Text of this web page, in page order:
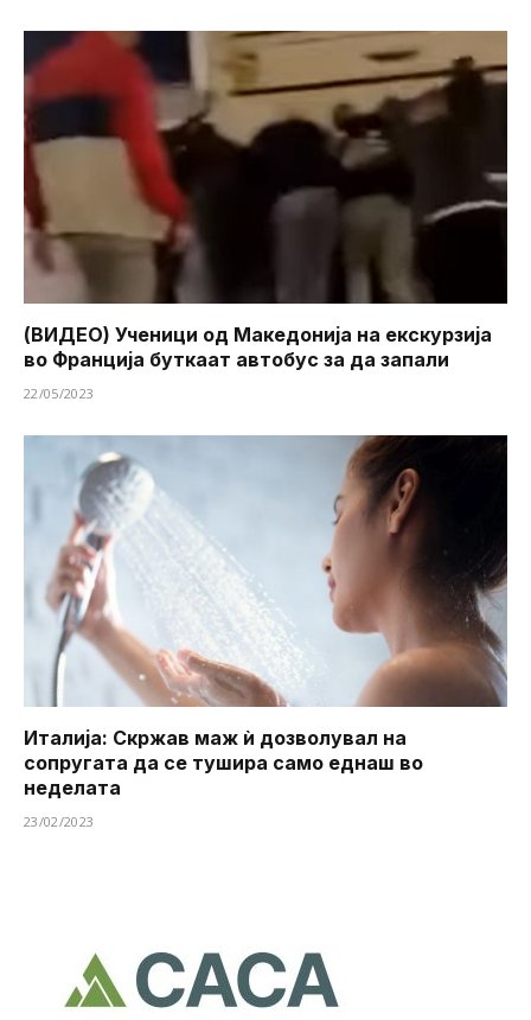
(ВИДЕО) Ученици од Македонија на екскурзија
во Франција буткаат автобус за да запали
22/05/2023
Италија: Скржав маж ѝ дозволувал на
сопругата да се тушира ​​само еднаш во
неделата
23/02/2023